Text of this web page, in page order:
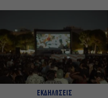
ΕΚΔΗΛΩΣΕΙΣ